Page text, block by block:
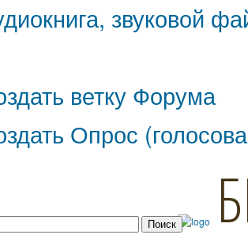
звуковой
ветку Форума
Опрос